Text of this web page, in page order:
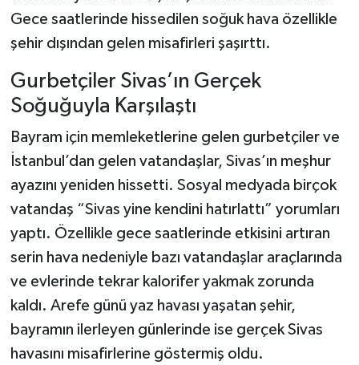
Gece saatlerinde hissedilen soğuk hava özellikle
şehir dışından gelen misafirleri şaşırttı.
Gurbetçiler Sivas’ın Gerçek
Soğuğuyla Karşılaştı
Bayram için memleketlerine gelen gurbetçiler ve
İstanbul’dan gelen vatandaşlar, Sivas’ın meşhur
ayazını yeniden hissetti. Sosyal medyada birçok
vatandaş “Sivas yine kendini hatırlattı” yorumları
yaptı. Özellikle gece saatlerinde etkisini artıran
serin hava nedeniyle bazı vatandaşlar araçlarında
ve evlerinde tekrar kalorifer yakmak zorunda
kaldı. Arefe günü yaz havası yaşatan şehir,
bayramın ilerleyen günlerinde ise gerçek Sivas
havasını misafirlerine göstermiş oldu.